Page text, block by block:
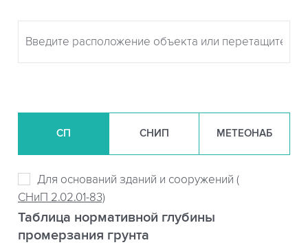
СП СНИП МЕТЕОНАБ
Для оснований зданий и сооружений (
СНиП 2.02.01-83)
Таблица нормативной глубины
промерзания грунта